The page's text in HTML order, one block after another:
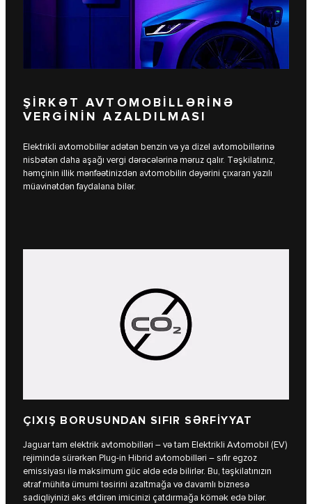
ŞİRKƏT AVTOMOBİLLƏRİNƏ
VERGİNİN AZALDILMASI
Elektrikli avtomobillər adətən benzin və ya dizel avtomobillərinə
nisbətən daha aşağı vergi dərəcələrinə məruz qalır. Təşkilatınız,
həmçinin illik mənfəətinizdən avtomobilin dəyərini çıxaran yazılı
müavinətdən faydalana bilər.
ÇIXIŞ BORUSUNDAN SIFIR SƏRFİYYAT
Jaguar tam elektrik avtomobilləri – və tam Elektrikli Avtomobil (EV)
rejimində sürərkən Plug-in Hibrid avtomobilləri – sıfır egzoz
emissiyası ilə maksimum güc əldə edə bilirlər. Bu, təşkilatınızın
ətraf mühitə ümumi təsirini azaltmağa və davamlı biznesə
sadiqliyinizi əks etdirən imicinizi çatdırmağa kömək edə bilər.